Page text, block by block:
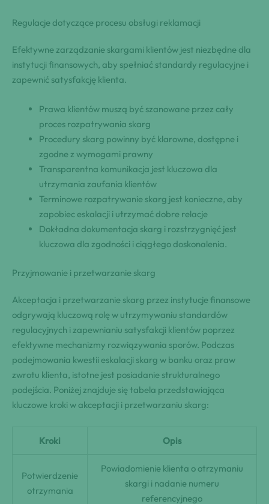
Regulacje dotyczące procesu obsługi reklamacji
Efektywne zarządzanie skargami klientów jest niezbędne dla
instytucji finansowych, aby spełniać standardy regulacyjne i
zapewnić satysfakcję klienta.
Prawa klientów muszą być szanowane przez cały
proces rozpatrywania skarg
Procedury skarg powinny być klarowne, dostępne i
zgodne z wymogami prawny
Transparentna komunikacja jest kluczowa dla
utrzymania zaufania klientów
Terminowe rozpatrywanie skarg jest konieczne, aby
zapobiec eskalacji i utrzymać dobre relacje
Dokładna dokumentacja skarg i rozstrzygnięć jest
kluczowa dla zgodności i ciągłego doskonalenia.
Przyjmowanie i przetwarzanie skarg
Akceptacja i przetwarzanie skarg przez instytucje finansowe
odgrywają kluczową rolę w utrzymywaniu standardów
regulacyjnych i zapewnianiu satysfakcji klientów poprzez
efektywne mechanizmy rozwiązywania sporów. Podczas
podejmowania kwestii eskalacji skarg w banku oraz praw
zwrotu klienta, istotne jest posiadanie strukturalnego
podejścia. Poniżej znajduje się tabela przedstawiająca
kluczowe kroki w akceptacji i przetwarzaniu skarg:
Kroki Opis
Potwierdzenie
otrzymania
Powiadomienie klienta o otrzymaniu
skargi i nadanie numeru
referencyjnego